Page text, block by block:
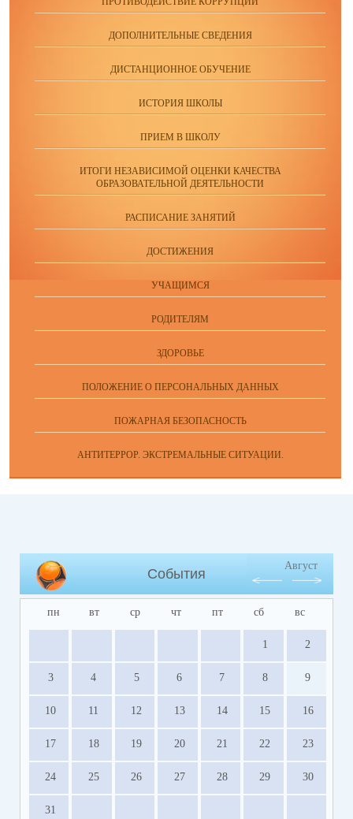
ДОПОЛНИТЕЛЬНЫЕ СВЕДЕНИЯ
ДИСТАНЦИОННОЕ ОБУЧЕНИЕ
ИСТОРИЯ ШКОЛЫ
ПРИЕМ В ШКОЛУ
ИТОГИ НЕЗАВИСИМОЙ ОЦЕНКИ КАЧЕСТВА
ОБРАЗОВАТЕЛЬНОЙ ДЕЯТЕЛЬНОСТИ
РАСПИСАНИЕ ЗАНЯТИЙ
ДОСТИЖЕНИЯ
УЧАЩИМСЯ
РОДИТЕЛЯМ
ЗДОРОВЬЕ
ПОЛОЖЕНИЕ О ПЕРСОНАЛЬНЫХ ДАННЫХ
ПОЖАРНАЯ БЕЗОПАСНОСТЬ
АНТИТЕРРОР. ЭКСТРЕМАЛЬНЫЕ СИТУАЦИИ.
События
Август
пн вт ср чт пт сб вс
1 2
3 4 5 6 7 8 9
10 11 12 13 14 15 16
17 18 19 20 21 22 23
24 25 26 27 28 29 30
31